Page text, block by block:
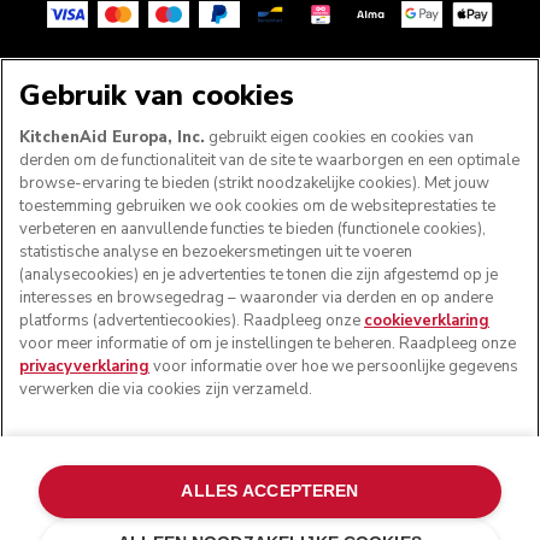
VOLG ONS
© KitchenAid 2026 - Alle rechten voorbehouden.
KitchenAid en het design van de keukenrobot zijn
Mijn cookies beheren Privacyverklaring
Cookiebeleid
Andere landen
Online geschillenafhandeling
Gebruik van cookies
KitchenAid Europa, Inc. gebruikt eigen cookies en cookies van
derden om de functionaliteit van de site te waarborgen en een optimale
browse-ervaring te bieden (strikt noodzakelijke cookies). Met jouw
toestemming gebruiken we ook cookies om de websiteprestaties te
verbeteren en aanvullende functies te bieden (functionele cookies),
statistische analyse en bezoekersmetingen uit te voeren
(analysecookies) en je advertenties te tonen die zijn afgestemd op je
interesses en browsegedrag – waaronder via derden en op andere
platforms (advertentiecookies). Raadpleeg onze cookieverklaring
voor meer informatie of om je instellingen te beheren. Raadpleeg onze
privacyverklaring voor informatie over hoe we persoonlijke gegevens
verwerken die via cookies zijn verzameld.
ALLES ACCEPTEREN